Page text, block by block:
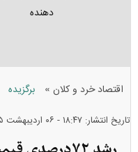
دهنده
اقتصاد خرد و کلان » برگزیده
تاریخ انتشار: ۱۸:۴۷ - ۰۶ ارديبهشت ۱۴۰۵